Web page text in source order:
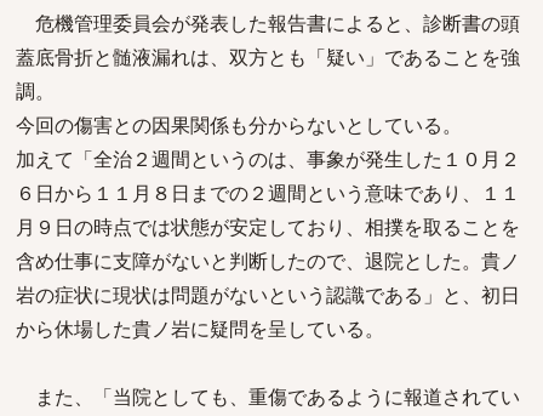
危機管理委員会が発表した報告書によると、診断書の頭
蓋底骨折と髄液漏れは、双方とも「疑い」であることを強
調。
今回の傷害との因果関係も分からないとしている。
加えて「全治２週間というのは、事象が発生した１０月２
６日から１１月８日までの２週間という意味であり、１１
月９日の時点では状態が安定しており、相撲を取ることを
含め仕事に支障がないと判断したので、退院とした。貴ノ
岩の症状に現状は問題がないという認識である」と、初日
から休場した貴ノ岩に疑問を呈している。
また、「当院としても、重傷であるように報道されてい